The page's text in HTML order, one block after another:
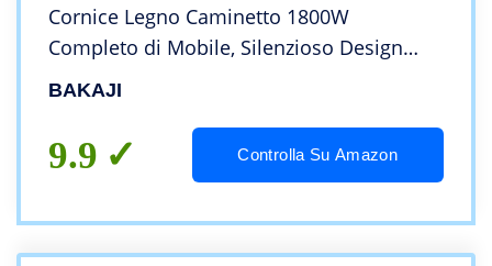
Cornice Legno Caminetto 1800W
Completo di Mobile, Silenzioso Design
Retrò, Stufa a parete da Incasso (Chicago)
BAKAJI
9.9 Controlla Su Amazon